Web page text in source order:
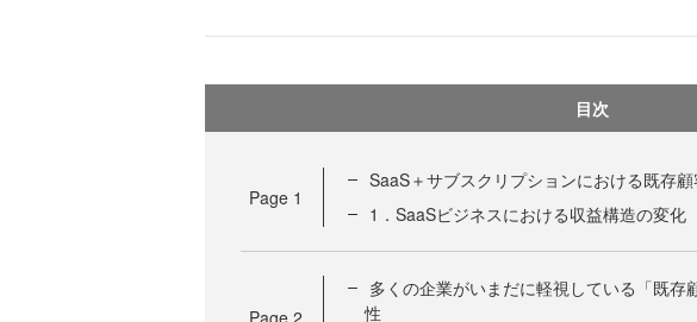
目次
Page 1
SaaS＋サブスクリプションにおける既存
1．SaaSビジネスにおける収益構造の変化
Page 2
多くの企業がいまだに軽視している「既存
性